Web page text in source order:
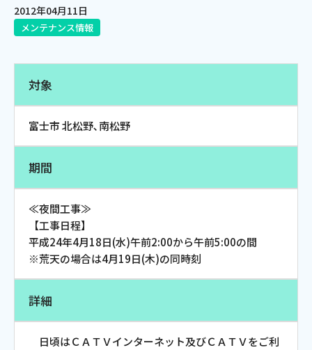
電話
動画配信
おトクな情報
2012年04月11日
メンテナンス情報
対象
富士市 北松野､南松野
期間
≪夜間工事≫
【工事日程】
平成24年4月18日(水)午前2:00から午前5:00の間
※荒天の場合は4月19日(木)の同時刻
詳細
日頃はＣＡＴＶインターネット及びＣＡＴＶをご利